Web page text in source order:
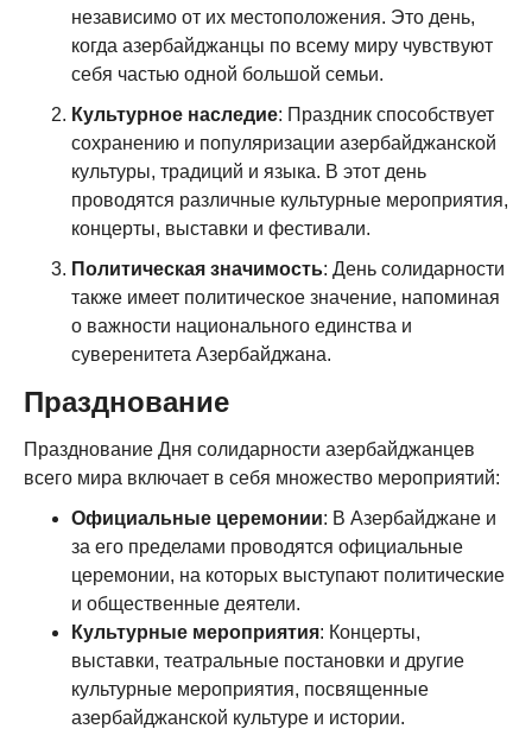
независимо от их местоположения. Это день,
когда азербайджанцы по всему миру чувствуют
себя частью одной большой семьи.
Культурное наследие: Праздник способствует
сохранению и популяризации азербайджанской
культуры, традиций и языка. В этот день
проводятся различные культурные мероприятия,
концерты, выставки и фестивали.
Политическая значимость: День солидарности
также имеет политическое значение, напоминая
о важности национального единства и
суверенитета Азербайджана.
Празднование
Празднование Дня солидарности азербайджанцев
всего мира включает в себя множество мероприятий:
Официальные церемонии: В Азербайджане и
за его пределами проводятся официальные
церемонии, на которых выступают политические
и общественные деятели.
Культурные мероприятия: Концерты,
выставки, театральные постановки и другие
культурные мероприятия, посвященные
азербайджанской культуре и истории.